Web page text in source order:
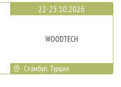
22-25.10.2026
WOODTECH
Стамбул, Турция